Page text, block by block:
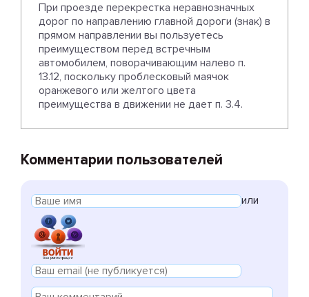
При проезде перекрестка неравнозначных
дорог по направлению главной дороги (знак) в
прямом направлении вы пользуетесь
преимуществом перед встречным
автомобилем, поворачивающим налево п.
13.12, поскольку проблесковый маячок
оранжевого или желтого цвета
преимущества в движении не дает п. 3.4.
Комментарии пользователей
или